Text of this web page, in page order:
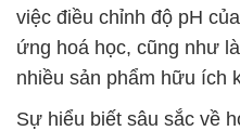
việc điều chỉnh độ pH
ứng hoá học, cũng như
nhiều sản phẩm hữu ích
Sự hiểu biết sâu sắc về